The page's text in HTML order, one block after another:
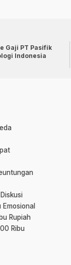
Gaji PT Pasifik
Indonesia
Rupiah
Ribu